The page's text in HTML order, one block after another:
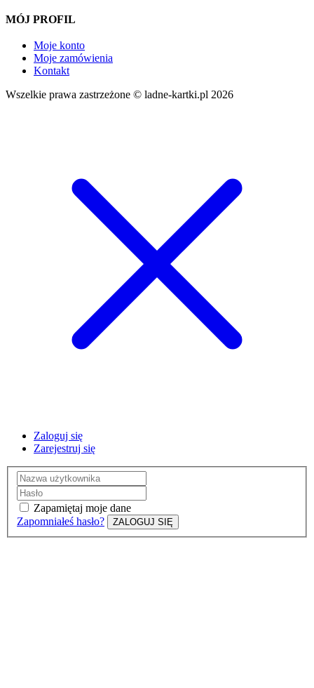
MÓJ PROFIL
Moje konto
Moje zamówienia
Kontakt
Wszelkie prawa zastrzeżone © ladne-kartki.pl 2026
Zaloguj się
Zarejestruj się
Zapamiętaj moje dane
Zapomniałeś hasło?
ZALOGUJ SIĘ